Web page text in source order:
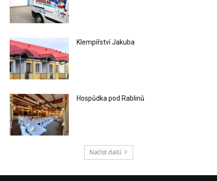
Klempířství Jakuba
Hospůdka pod Rablinů
Načíst další